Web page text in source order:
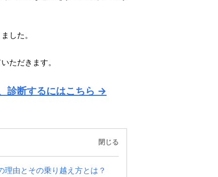
した。
ただきます。
診断するにはこちら →
閉じる
由とその乗り越え方とは？